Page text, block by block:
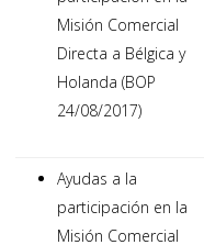
Misión Comercial
Directa a Bélgica y
Holanda (BOP
24/08/2017)
Ayudas a la
participación en la
Misión Comercial